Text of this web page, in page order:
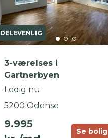
DELEVENLIG
3-værelses i
Gartnerbyen
Ledig nu
5200 Odense
9.995
Se bolig